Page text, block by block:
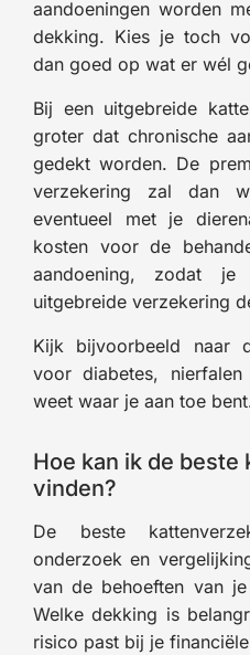
aandoeningen worden
dekking. Kies je toch
dan goed op wat er wél
Bij een uitgebreide
groter dat chronische
gedekt worden. De
verzekering zal dan
eventueel met je
kosten voor de
aandoening, zodat
uitgebreide verzekering
Kijk bijvoorbeeld naar
voor diabetes,
weet waar je aan toe
Hoe kan ik de
vinden?
De beste
onderzoek en
van de behoeften van
Welke dekking is
risico past bij je